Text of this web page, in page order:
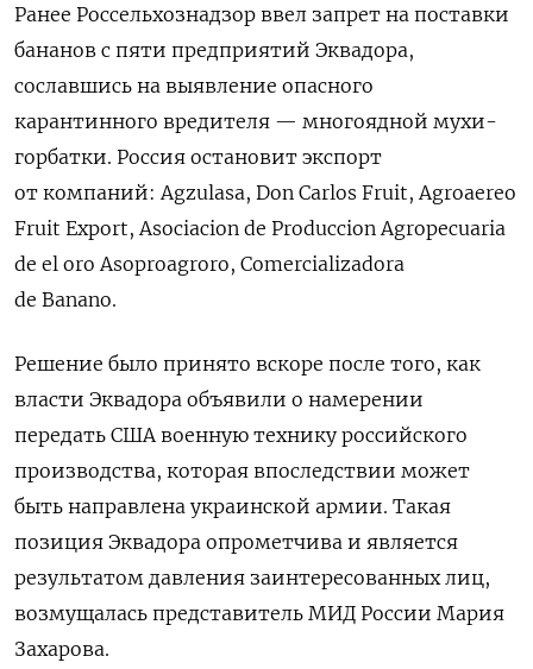
Ранее Россельхознадзор ввел запрет на поставки
бананов с пяти предприятий Эквадора,
сославшись на выявление опасного
карантинного вредителя — многоядной мухи-
горбатки. Россия остановит экспорт
от компаний: Agzulasa, Don Carlos Fruit, Agroaereo
Fruit Export, Asociacion de Produccion Agropecuaria
de el oro Asoproagroro, Comercializadora
de Banano.
Решение было принято вскоре после того, как
власти Эквадора объявили о намерении
передать США военную технику российского
производства, которая впоследствии может
быть направлена украинской армии. Такая
позиция Эквадора опрометчива и является
результатом давления заинтересованных лиц,
возмущалась представитель МИД России Мария
Захарова.